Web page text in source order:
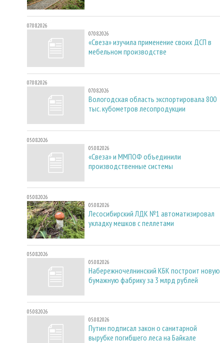
07.08.2026
07.08.2026
«Свеза» изучила применение своих ДСП в
мебельном производстве
07.08.2026
07.08.2026
Вологодская область экспортировала 800
тыс. кубометров лесопродукции
05.08.2026
05.08.2026
«Свеза» и ММПОФ объединили
производственные системы
05.08.2026
05.08.2026
Лесосибирский ЛДК №1 автоматизировал
укладку мешков с пеллетами
05.08.2026
05.08.2026
Набережночелнинский КБК построит новую
бумажную фабрику за 3 млрд рублей
05.08.2026
05.08.2026
Путин подписал закон о санитарной
вырубке погибшего леса на Байкале